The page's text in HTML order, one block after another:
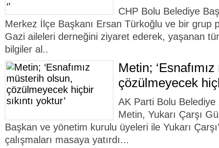
CHP Bolu Belediye
Merkez İlçe Başkanı Ersan Türkoğlu ve bir grup
Gazi aileleri derneğini ziyaret ederek, yaşanan
bilgiler al..
Metin;
çözülmeyecek
AK Parti Bolu Belediye
Metin, Yukarı Çarşı
Başkan ve yönetim kurulu üyeleri ile Yukarı
çalışmaları masaya yatırdı...